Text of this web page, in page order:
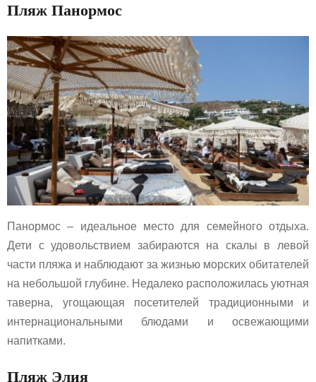
Пляж Панормос
Панормос – идеальное место для семейного отдыха.
Дети с удовольствием забираются на скалы в левой
части пляжа и наблюдают за жизнью морских обитателей
на небольшой глубине. Недалеко расположилась уютная
таверна, угощающая посетителей традиционными и
интернациональными блюдами и освежающими
напитками.
Пляж Элия